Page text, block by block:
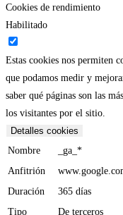
Cookies de rendimiento
Habilitado
Estas cookies nos permiten
que podamos medir y
saber qué páginas son las
los visitantes por el sitio.
Detalles cookies
Nombre
_ga_*
Anfitrión
Duración
365 días
Tipo
De terceros